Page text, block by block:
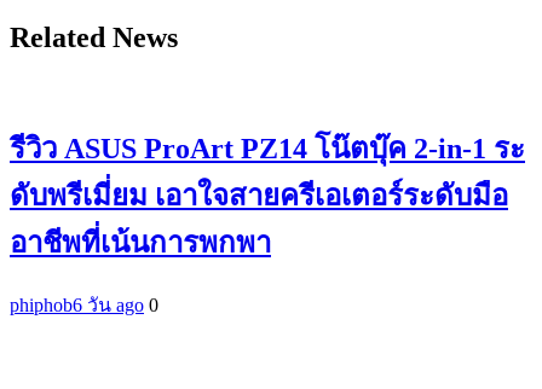
Related News
รีวิว ASUS ProArt PZ14 โน๊ตบุ๊ค 2-in-1 ระ
ดับพรีเมี่ยม เอาใจสายครีเอเตอร์ระดับมือ
อาชีพที่เน้นการพกพา
phiphob6 วัน ago 0